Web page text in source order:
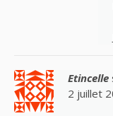
Etincelle
2 juillet